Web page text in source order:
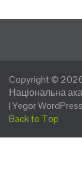
Copyright ©
Національна
|Yegor
Back to Top